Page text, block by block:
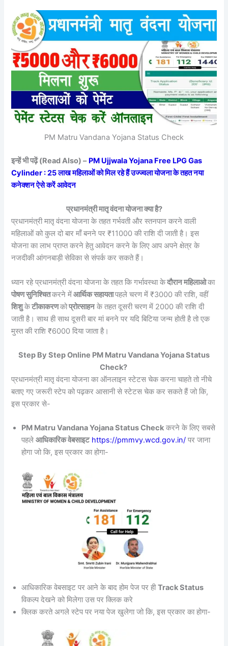
PM Matru Vandana Yojana Status Check
इन्हें भी पढ़ें (Read Also) – PM Ujjwala Yojana Free LPG Gas
Cylinder : 25 लाख महिलाओं को मिल रहे हैं उज्ज्वला योजना के तहत नया
कनेक्शन ऐसे करें आवेदन
प्रधानमंत्री मातृ वंदना योजना क्या है?
प्रधानमंत्री मातृ वंदना योजना के तहत गर्भवती और स्तनपान करने वाली
महिलाओं को कुल दो बार माँ बनने पर ₹11000 की राशि दी जाती है। इस
योजना का लाभ प्राप्त करने हेतु आवेदन करने के लिए आप अपने क्षेत्र के
नजदीकी आंगनबाड़ी सेविका से संपर्क कर सकते हैं।
ध्यान रहे प्रधानमंत्री वंदना योजना के तहत कि गर्भावस्था केदौरान महिलाओका
पोषण सुनिश्चितकरने मेंआर्थिक सहायतापहले चरण में ₹3000 की राशि, वहीं
शिशुकेटीकाकरणकोप्रोत्साहनके तहत दूसरी चरण में 2000 की राशि दी
जाती है। साथ ही साथ दूसरी बार मां बनने पर यदि बिटिया जन्म होती है तो एक
मुस्त की राशि ₹6000 दिया जाता है।
Step By Step Online PM Matru Vandana Yojana Status
Check?
प्रधानमंत्री मातृ वंदना योजना का ऑनलाइन स्टेटस चेक करना चाहते तो नीचे
बताए गए जरूरी स्टेप को पढ़कर आसानी से स्टेटस चेक कर सकते हैं जो कि,
इस प्रकार से-
PM Matru Vandana Yojana Status Check करने के लिए सबसे
पहलेआधिकारिक वेबसाइट https://pmmvy.wcd.gov.in/ पर जाना
होगा जो कि, इस प्रकार का होगा-
आधिकारिक वेबसाइट पर आने के बाद होम पेज पर हीTrack Status
विकल्प देखने को मिलेगा उस पर क्लिक करे
क्लिक करते अगले स्टेप पर नया पेज खुलेगा जो कि, इस प्रकार का होगा-